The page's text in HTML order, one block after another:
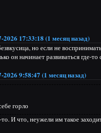
2026 17:33:18 (1 месяц назад)
но если не
он начинает развиваться где-то
2026 9:58:47 (1 месяц назад)
горло
И что, неужели им такое